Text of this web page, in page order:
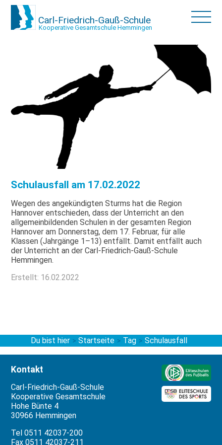
Carl-Friedrich-Gauß-Schule
Kooperative Gesamtschule Hemmingen
Schulausfall am 17.02.2022
Wegen des angekündigten Sturms hat die Region
Hannover entschieden, dass der Unterricht an den
allgemeinbildenden Schulen in der gesamten Region
Hannover am Donnerstag, dem 17. Februar, für alle
Klassen (Jahrgänge 1–13) entfällt. Damit entfällt auch
der Unterricht an der Carl-Friedrich-Gauß-Schule
Hemmingen.
Erstellt: 16.02.2022
Du bist hier > Startseite > Tag > Schulausfall
Kontakt
Carl-Friedrich-Gauß-Schule
Kooperative Gesamtschule
Hohe Bünte 4
30966 Hemmingen
Tel 0511 42037-200
Fax 0511 42037-211